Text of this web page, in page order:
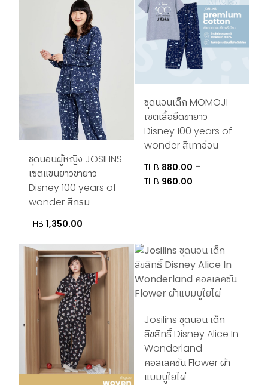
ชุดนอนผู้หญิง JOSILINS
เซตแขนยาวขายาว
Disney 100 years of
wonder สีกรม
THB 1,350.00
ชุดนอนเด็ก MOMOJI
เซตเสื้อยืดขายาว
Disney 100 years of
wonder สีเทาอ่อน
THB 880.00 –
THB 960.00Price
Josilins ชุดนอน เด็ก
ลิขสิทธิ์ Disney Alice In
Wonderland
คอลเลคชัน Flower ผ้า
แบมบูใยไผ่